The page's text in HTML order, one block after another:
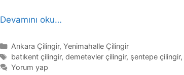
Devamını oku…
Kategoriler
Ankara Çilingir, Yenimahalle Çilingir
Etiketler
batıkent çilingir, demetevler çilingir, şentepe çilingir,
Yorum yap